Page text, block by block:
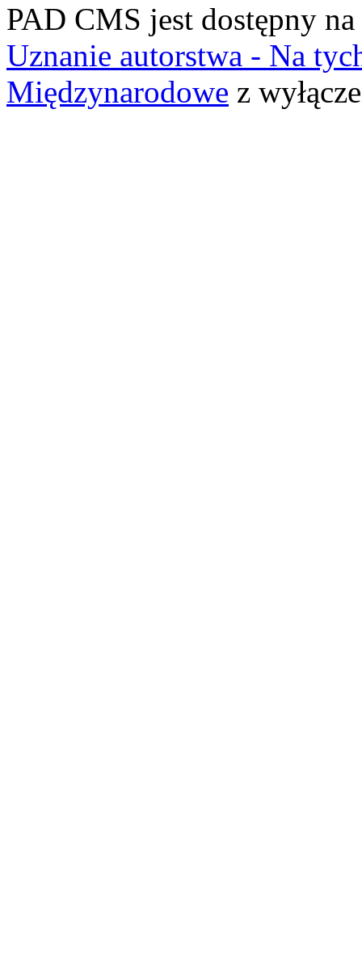
PAD CMS jest dostępny na
Uznanie autorstwa - Na
Międzynarodowe z